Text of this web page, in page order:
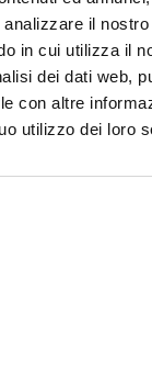
il
in cui utilizza il
dei dati web,
con altre
utilizzo dei loro